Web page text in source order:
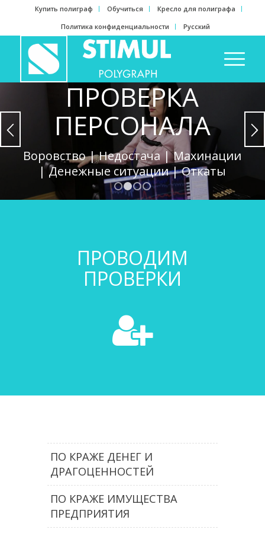
Купить полиграф Обучиться
Кресло для полиграфа
Политика конфиденциальности
Русский
ПРОВЕРКА
ПЕРСОНАЛА
Воровство | Недостача | Махинации
| Денежные ситуации | Откаты
1 2 4
ПРОВОДИМ
ПРОВЕРКИ
ПО КРАЖЕ ДЕНЕГ И
ДРАГОЦЕННОСТЕЙ
ПО КРАЖЕ ИМУЩЕСТВА
ПРЕДПРИЯТИЯ